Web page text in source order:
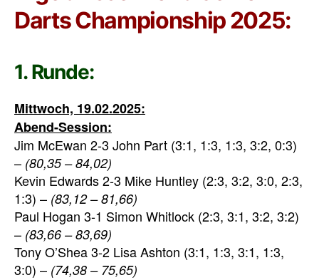
Darts Championship 2025:
1. Runde:
Mittwoch, 19.02.2025:
Abend-Session:
Jim McEwan 2-3 John Part (3:1, 1:3, 1:3, 3:2, 0:3)
– (80,35 – 84,02)
Kevin Edwards 2-3 Mike Huntley (2:3, 3:2, 3:0, 2:3,
1:3) – (83,12 – 81,66)
Paul Hogan 3-1 Simon Whitlock (2:3, 3:1, 3:2, 3:2)
– (83,66 – 83,69)
Tony O’Shea 3-2 Lisa Ashton (3:1, 1:3, 3:1, 1:3,
3:0) – (74,38 – 75,65)